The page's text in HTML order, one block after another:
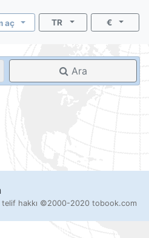
aç TR €
Ara
telif hakkı ©2000-2020 tobook.com